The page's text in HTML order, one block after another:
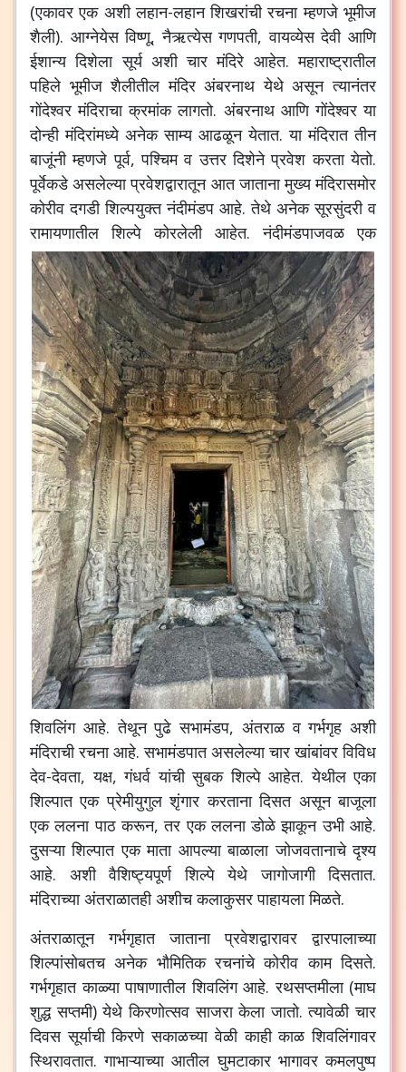
(एकावर एक अशी लहान-लहान शिखरांची रचना म्हणजे भूमीज
शैली). आग्नेयेस विष्णू, नैऋत्येस गणपती, वायव्येस देवी आणि
ईशान्य दिशेला सूर्य अशी चार मंदिरे आहेत. महाराष्ट्रातील
पहिले भूमीज शैलीतील मंदिर अंबरनाथ येथे असून त्यानंतर
गोंदेश्वर मंदिराचा क्रमांक लागतो. अंबरनाथ आणि गोंदेश्वर या
दोन्ही मंदिरांमध्ये अनेक साम्य आढळून येतात. या मंदिरात तीन
बाजूंनी म्हणजे पूर्व, पश्चिम व उत्तर दिशेने प्रवेश करता येतो.
पूर्वेकडे असलेल्या प्रवेशद्वारातून आत जाताना मुख्य मंदिरासमोर
कोरीव दगडी शिल्पयुक्त नंदीमंडप आहे. तेथे अनेक सूरसुंदरी व
रामायणातील शिल्पे कोरलेली आहेत. नंदीमंडपाजवळ एक
शिवलिंग आहे. तेथून पुढे सभामंडप, अंतराळ व गर्भगृह अशी
मंदिराची रचना आहे. सभामंडपात असलेल्या चार खांबांवर विविध
देव-देवता, यक्ष, गंधर्व यांची सुबक शिल्पे आहेत. येथील एका
शिल्पात एक प्रेमीयुगुल शृंगार करताना दिसत असून बाजूला
एक ललना पाठ करून, तर एक ललना डोळे झाकून उभी आहे.
दुसऱ्या शिल्पात एक माता आपल्या बाळाला जोजवतानाचे दृश्य
आहे. अशी वैशिष्ट्यपूर्ण शिल्पे येथे जागोजागी दिसतात.
मंदिराच्या अंतराळातही अशीच कलाकुसर पाहायला मिळते.
अंतराळातून गर्भगृहात जाताना प्रवेशद्वारावर द्वारपालाच्या
शिल्पांसोबतच अनेक भौमितिक रचनांचे कोरीव काम दिसते.
गर्भगृहात काळ्या पाषाणातील शिवलिंग आहे. रथसप्तमीला (माघ
शुद्ध सप्तमी) येथे किरणोत्सव साजरा केला जातो. त्यावेळी चार
दिवस सूर्याची किरणे सकाळच्या वेळी काही काळ शिवलिंगावर
स्थिरावतात. गाभाऱ्याच्या आतील घुमटाकार भागावर कमलपुष्प